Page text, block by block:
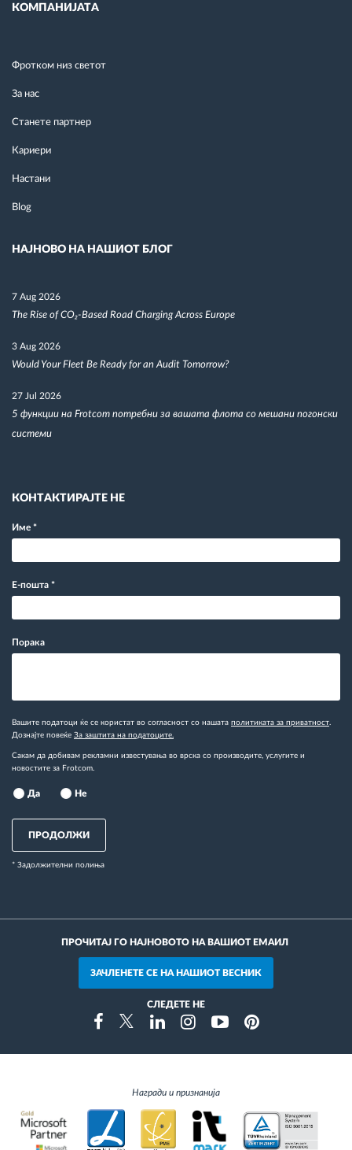
КОМПАНИЈАТА
Фротком низ светот
За нас
Станете партнер
Кариери
Настани
Blog
НАЈНОВО НА НАШИОТ БЛОГ
7 Aug 2026
The Rise of CO₂-Based Road Charging Across Europe
3 Aug 2026
Would Your Fleet Be Ready for an Audit Tomorrow?
27 Jul 2026
5 функции на Frotcom потребни за вашата флота со мешани погонски
системи
КОНТАКТИРАЈТЕ НЕ
Име *
Е-пошта *
Порака
Вашите податоци ќе се користат во согласност со нашата политиката за приватност
Дознајте повеќе За заштита на податоците.
Сакам да добивам рекламни известувања во врска со производите, услугите и
новостите за Frotcom.
Да Не
ПРОДОЛЖИ
* Задолжителни полиња
ПРОЧИТАЈ ГО НАЈНОВОТО НА ВАШИОТ ЕМАИЛ
ЗАЧЛЕНЕТЕ СЕ НА НАШИОТ ВЕСНИК
СЛЕДЕТЕ НЕ
FacebookTwitterLinkedinInstragramYoutubePinterest
Награди и признанија